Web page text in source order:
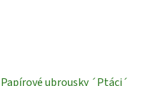
Papírové ubrousky ´Ptáci´